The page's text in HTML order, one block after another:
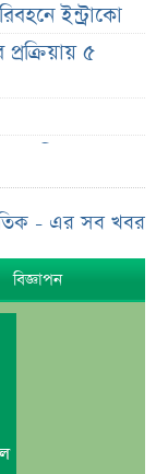
ইন্ট্রাকো
৫
পশ্চিমবঙ্গের
ডিসক্লোজার
নামে
পরামর্শ
- এর সব খবর
বিজ্ঞাপন